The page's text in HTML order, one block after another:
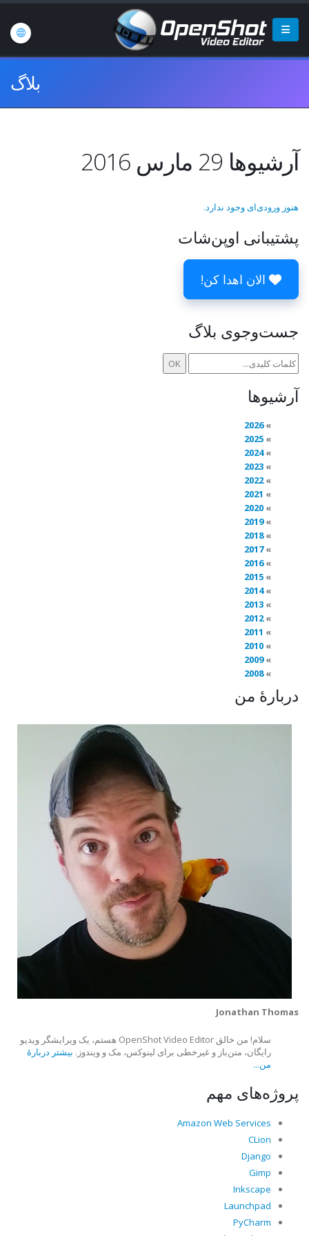
بلاگ
آرشیوها 29 مارس 2016
هنوز ورودی‌ای وجود ندارد.
پشتیبانی اوپن‌شات
الان اهدا کن!
جست‌وجوی بلاگ
آرشیوها
2026
2025
2024
2023
2022
2021
2020
2019
2018
2017
2016
2015
2014
2013
2012
2011
2010
2009
2008
دربارهٔ من
Jonathan Thomas
سلام! من خالق OpenShot Video Editor هستم، یک ویرایشگر ویدیو
رایگان، متن‌باز و غیرخطی برای لینوکس، مک و ویندوز. بیشتر دربارهٔ
من...
پروژه‌های مهم
Amazon Web Services
CLion
Django
Gimp
Inkscape
Launchpad
PyCharm